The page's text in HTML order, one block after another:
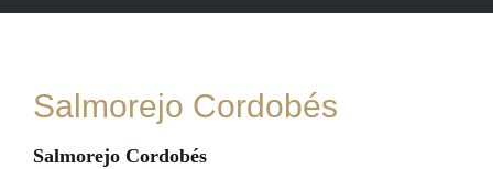
Salmorejo Cordobés
Salmorejo Cordobés